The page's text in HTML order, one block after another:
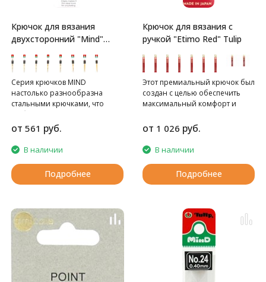
Крючок для вязания
двухсторонний "Mind"
Серия крючков MIND
настолько разнообразна
стальными крючками, что
любая вязальщица сможет
подобрать себе нужный
от 561 руб.
В наличии
Подробнее
Крючок для вязания с
ручкой "Etimo Red" Tulip
Этот премиальный крючок был
создан с целью обеспечить
максимальный комфорт и
от 1 026 руб.
В наличии
Подробнее